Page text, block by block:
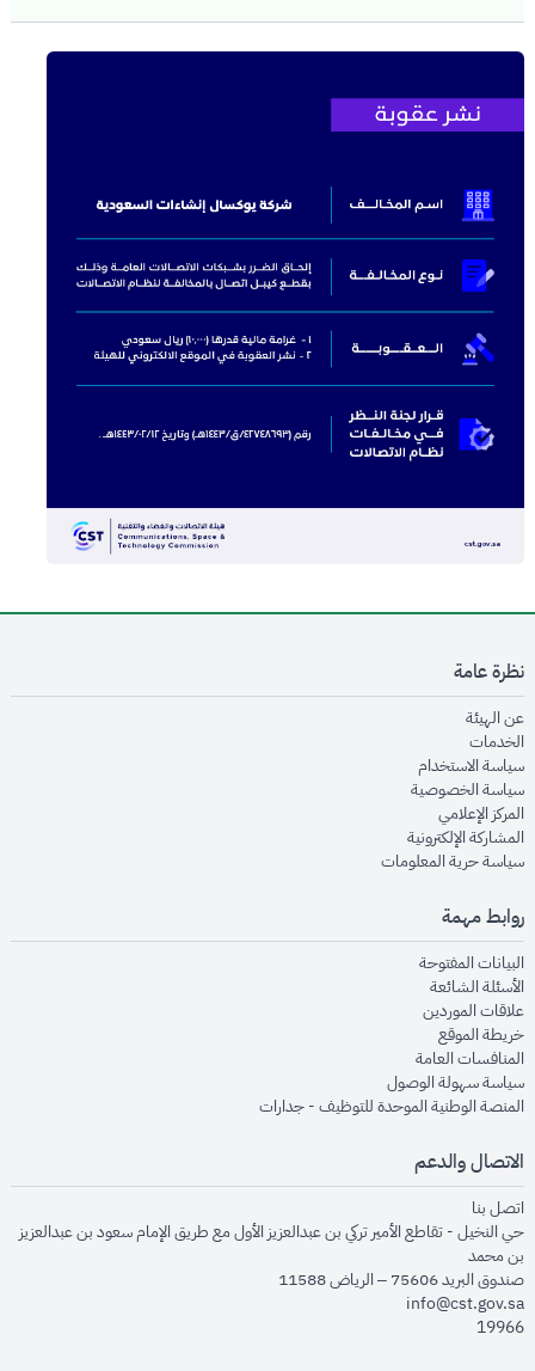
نظرة عامة
عن الهيئةopens in new window
الخدماتopens in new window
سياسة الاستخدام
سياسة الخصوصيةopens in new window
المركز الإعلاميopens in new window
المشاركة الإلكترونيةopens in new window
سياسة حرية المعلوماتopens in new window
روابط مهمة
البيانات المفتوحةopens in new window
الأسئلة الشائعةopens in new window
علاقات الموردينopens in new window
خريطة الموقعopens in new window
المنافسات العامةopens in new window
سياسة سهولة الوصولopens in new window
المنصة الوطنية الموحدة للتوظيف - جداراتopens in new window
الاتصال والدعم
اتصل بنا
حي النخيل - تقاطع الأمير تركي بن عبدالعزيز الأول مع طريق الإمام سعود بن عبدالعزيز
بن محمد
صندوق البريد 75606 – الرياض 11588
info@cst.gov.sa
19966